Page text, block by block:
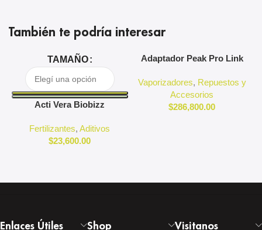
También te podría interesar
TAMAÑO
Acti Vera Biobizz
Fertilizantes,Aditivos
$23,600.00
Adaptador Peak Pro Link
Vaporizadores, Repuestos y
Accesorios
$286,800.00
Enlaces Útiles Shop Visitanos